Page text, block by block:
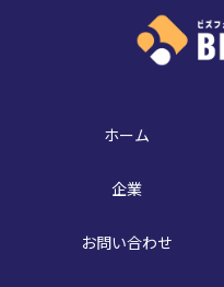
ホーム
企業
お問い合わせ